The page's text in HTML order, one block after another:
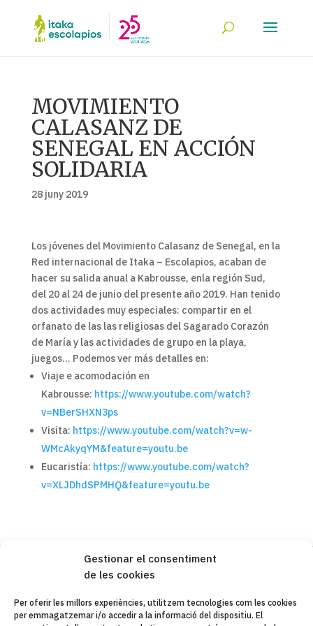
Gestionar el consentiment
de les cookies
Per oferir les millors experiències, utilitzem tecnologies com les cookies
per emmagatzemar i/o accedir a la informació del dispositiu. El
MOVIMIENTO
CALASANZ DE
SENEGAL EN ACCIÓN
SOLIDARIA
28 juny 2019
Los jóvenes del Movimiento Calasanz de Senegal, en la
Red internacional de Itaka – Escolapios, acaban de
hacer su salida anual a Kabrousse, enla región Sud,
del 20 al 24 de junio del presente año 2019. Han tenido
dos actividades muy especiales: compartir en el
orfanato de las las religiosas del Sagarado Corazón
de María y las actividades de grupo en la playa,
juegos… Podemos ver más detalles en:
Viaje e acomodación en
Kabrousse: https://www.youtube.com/watch?
v=NBerSHXN3ps
Visita: https://www.youtube.com/watch?v=w-
WMcAkyqYM&feature=youtu.be
Eucaristía: https://www.youtube.com/watch?
v=XLJDhdSPMHQ&feature=youtu.be
Copyleft 2025Itaka-Escolapios